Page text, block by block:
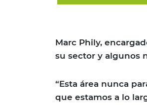
Marc Phily,
su sector y algunos
“Esta área nunca
que estamos a lo